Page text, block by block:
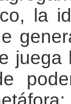
la
juega